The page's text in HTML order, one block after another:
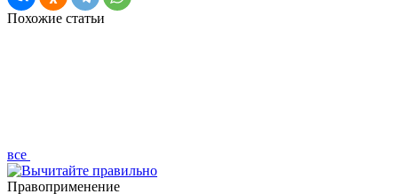
Похожие статьи
все
Правоприменение